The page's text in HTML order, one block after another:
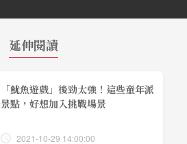
延伸閱讀
「魷魚遊戲」後勁太強！這些童年派
景點，好想加入挑戰場景
2021-10-29 14:00:00